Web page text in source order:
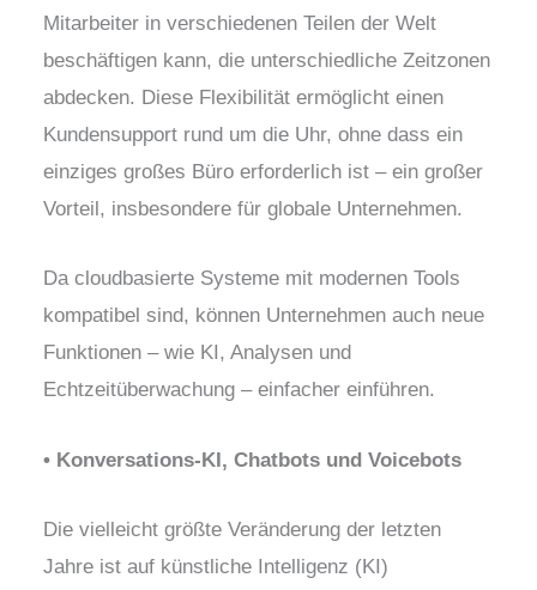
Mitarbeiter in verschiedenen Teilen der Welt
beschäftigen kann, die unterschiedliche Zeitzonen
abdecken. Diese Flexibilität ermöglicht einen
Kundensupport rund um die Uhr, ohne dass ein
einziges großes Büro erforderlich ist – ein großer
Vorteil, insbesondere für globale Unternehmen.
Da cloudbasierte Systeme mit modernen Tools
kompatibel sind, können Unternehmen auch neue
Funktionen – wie KI, Analysen und
Echtzeitüberwachung – einfacher einführen.
• Konversations-KI, Chatbots und Voicebots
Die vielleicht größte Veränderung der letzten
Jahre ist auf künstliche Intelligenz (KI)